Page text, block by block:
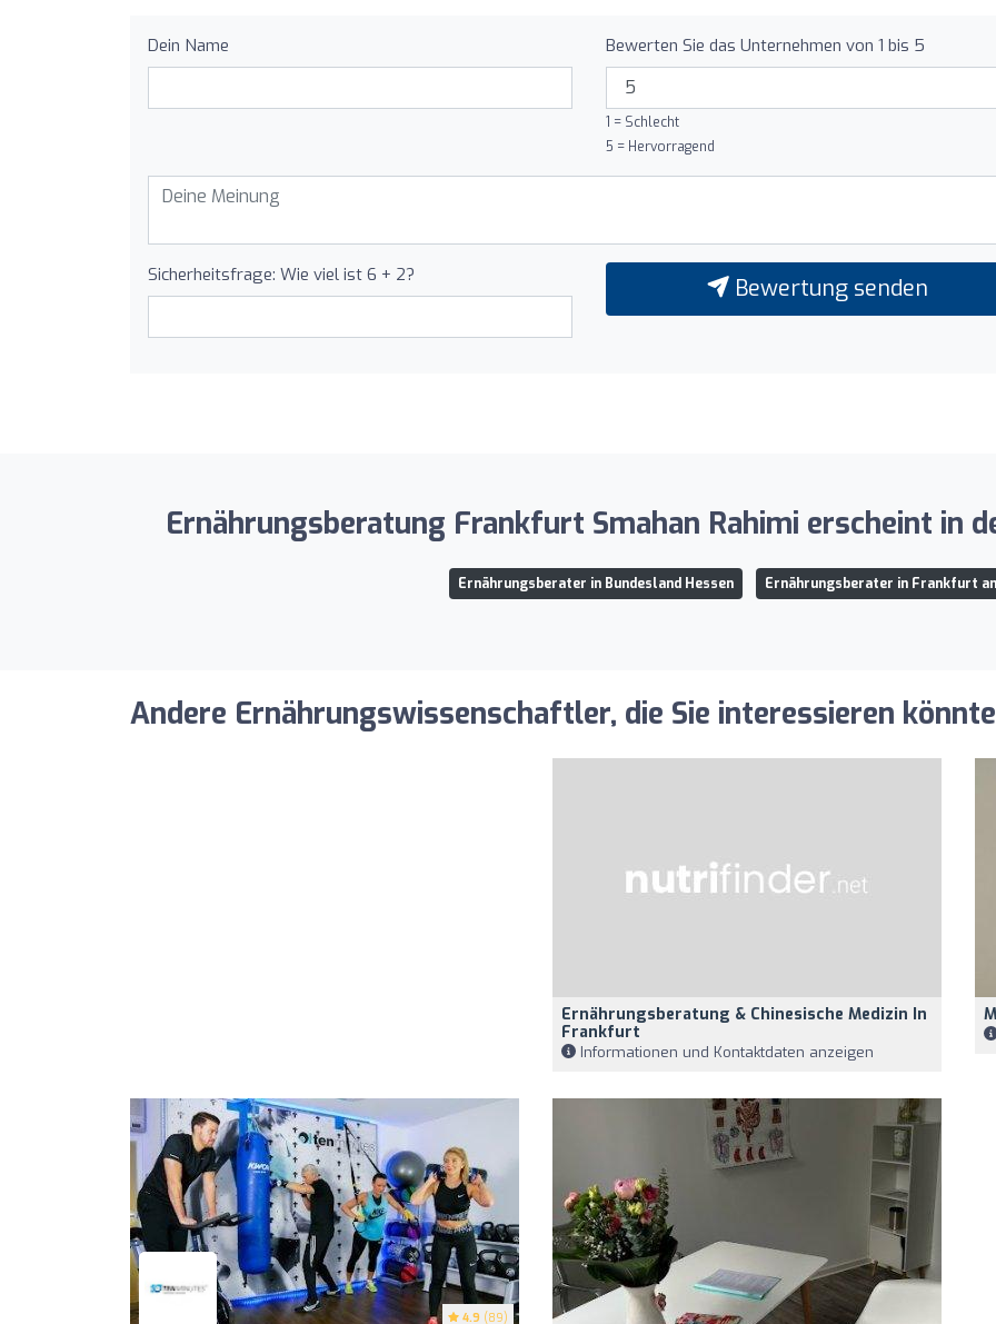
Dein Name Bewerten Sie das Unternehmen von 1 bis 5
1 = Schlecht
5 = Hervorragend
Sicherheitsfrage: Wie viel ist 6 + 2? Bewertung senden
Ernährungsberatung Frankfurt Smahan Rahimi erscheint in
Ernährungsberater in Bundesland Hessen Ernährungsberater in Frankfurt
Andere Ernährungswissenschaftler, die Sie interessieren
Ernährungsberatung & Chinesische Medizin In
Frankfurt
Informationen und Kontaktdaten anzeigen
4.9 (89)